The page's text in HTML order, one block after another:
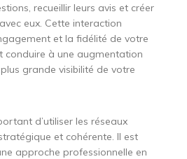
recueillir leurs avis et créer
eux. Cette interaction
et la fidélité de votre
conduire à une augmentation
grande visibilité de votre
d’utiliser les réseaux
et cohérente. Il est
approche professionnelle en